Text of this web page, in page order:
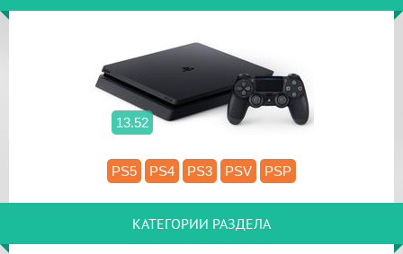
13.52
PS5 PS4 PS3 PSV PSP
КАТЕГОРИИ РАЗДЕЛА